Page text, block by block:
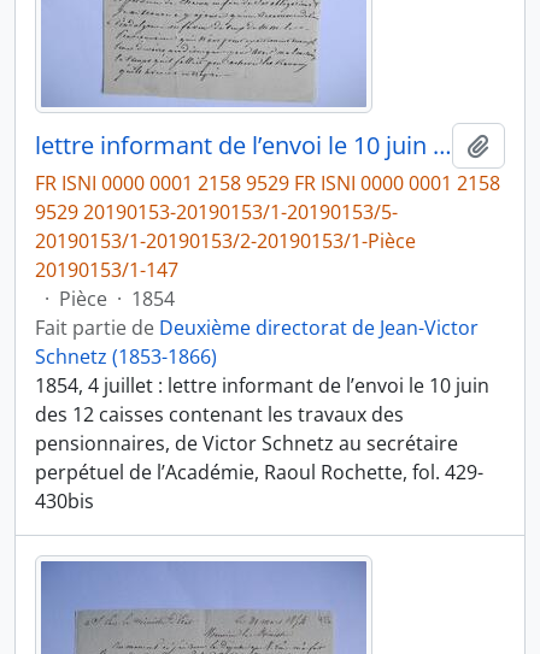
lettre informant de l’envoi le 10 juin des 12 caisses contenant les travaux des pensionnaires, de Victor Schnetz au secrétaire perpétuel de l’Académie, Raoul Rochette
FR ISNI 0000 0001 2158 9529 FR ISNI 0000 0001 2158
9529 20190153-20190153/1-20190153/5-
20190153/1-20190153/2-20190153/1-Pièce
20190153/1-147
· Pièce · 1854
Fait partie de Deuxième directorat de Jean-Victor
Schnetz (1853-1866)
1854, 4 juillet : lettre informant de l’envoi le 10 juin
des 12 caisses contenant les travaux des
pensionnaires, de Victor Schnetz au secrétaire
perpétuel de l’Académie, Raoul Rochette, fol. 429-
430bis